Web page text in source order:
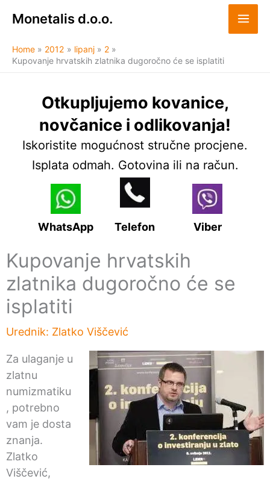
Monetalis d.o.o.
Home 2012 lipanj
2
Kupovanje hrvatskih zlatnika dugoročno će se isplatiti
Otkupljujemo kovanice,
novčanice i odlikovanja!
Iskoristite mogućnost stručne procjene.
Isplata odmah. Gotovina ili na račun.
WhatsApp Viber
Telefon
Kupovanje hrvatskih
zlatnika dugoročno će se
isplatiti
Urednik: Zlatko Viščević
Za ulaganje u
zlatnu
numizmatiku
, potrebno
vam je dosta
znanja.
Zlatko
Viščević,